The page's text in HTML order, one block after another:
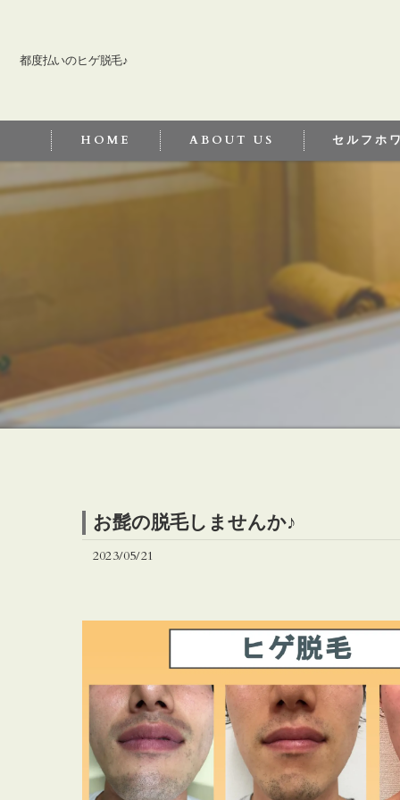
都度払いのヒゲ脱毛♪
HOME ABOUT US セルフホ
お髭の脱毛しませんか♪
2023/05/21